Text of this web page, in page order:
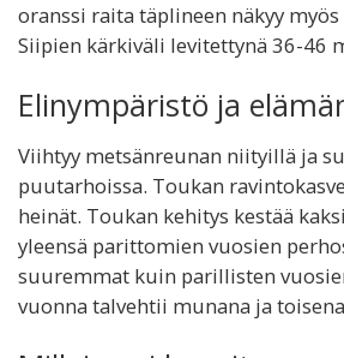
oranssi raita täplineen näkyy
Siipien kärkiväli levitettynä 36-46
Elinympäristö ja
Viihtyy metsänreunan niityillä ja
puutarhoissa. Toukan
heinät. Toukan kehitys kestää
yleensä parittomien vuosien
suuremmat kuin parillisten
vuonna talvehtii munana ja